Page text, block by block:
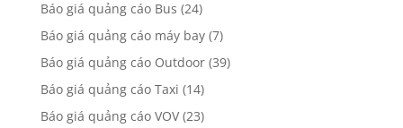
Báo giá quảng cáo Bus (24)
Báo giá quảng cáo máy bay(7)
Báo giá quảng cáo Outdoor(39)
Báo giá quảng cáo Taxi (14)
Báo giá quảng cáo VOV(23)